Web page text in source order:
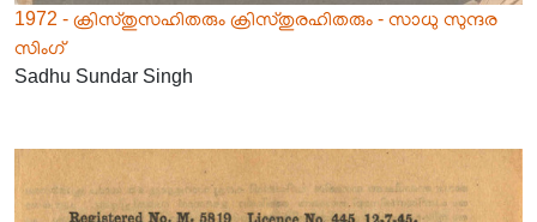
1972 - ക്രിസ്തുസഹിതരും ക്രിസ്തുരഹിതരും - സാധു സുന്ദര
സിംഗ്
Sadhu Sundar Singh